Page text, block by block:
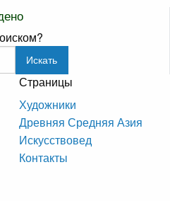
Искать
Страницы
Художники
Древняя Средняя Азия
Искусствовед
Контакты